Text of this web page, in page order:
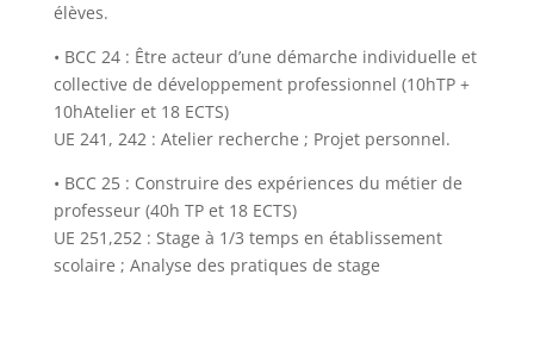
élèves.
• BCC 24 : Être acteur d’une démarche individuelle et
collective de développement professionnel (10hTP +
10hAtelier et 18 ECTS)
UE 241, 242 : Atelier recherche ; Projet personnel.
• BCC 25 : Construire des expériences du métier de
professeur (40h TP et 18 ECTS)
UE 251,252 : Stage à 1/3 temps en établissement
scolaire ; Analyse des pratiques de stage